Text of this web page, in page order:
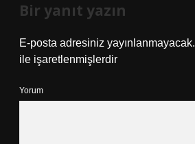
Bir yanıt yazın
E-posta adresiniz yayınlanmayacak.
ile işaretlenmişlerdir
Yorum